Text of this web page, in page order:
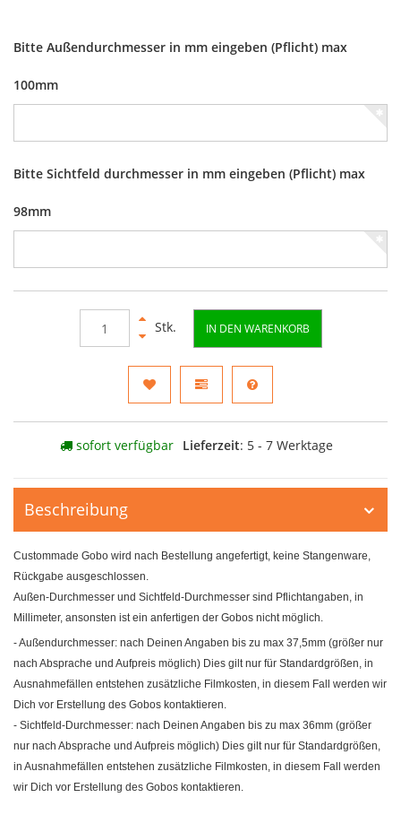
Bitte Außendurchmesser in mm eingeben (Pflicht) max
100mm
Bitte Sichtfeld durchmesser in mm eingeben (Pflicht) max
98mm
Stk. IN DEN WARENKORB
sofort verfügbar Lieferzeit: 5 - 7 Werktage
Beschreibung
Custommade Gobo wird nach Bestellung angefertigt, keine Stangenware,
Rückgabe ausgeschlossen.
Außen-Durchmesser und Sichtfeld-Durchmesser sind Pflichtangaben, in
Millimeter, ansonsten ist ein anfertigen der Gobos nicht möglich.
- Außendurchmesser: nach Deinen Angaben bis zu max 37,5mm (größer nur
nach Absprache und Aufpreis möglich) Dies gilt nur für Standardgrößen, in
Ausnahmefällen entstehen zusätzliche Filmkosten, in diesem Fall werden wir
Dich vor Erstellung des Gobos kontaktieren.
- Sichtfeld-Durchmesser: nach Deinen Angaben bis zu max 36mm (größer
nur nach Absprache und Aufpreis möglich) Dies gilt nur für Standardgrößen,
in Ausnahmefällen entstehen zusätzliche Filmkosten, in diesem Fall werden
wir Dich vor Erstellung des Gobos kontaktieren.